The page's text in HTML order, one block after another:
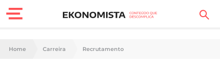
Finanças Pessoais
Home Carreira Recrutamento